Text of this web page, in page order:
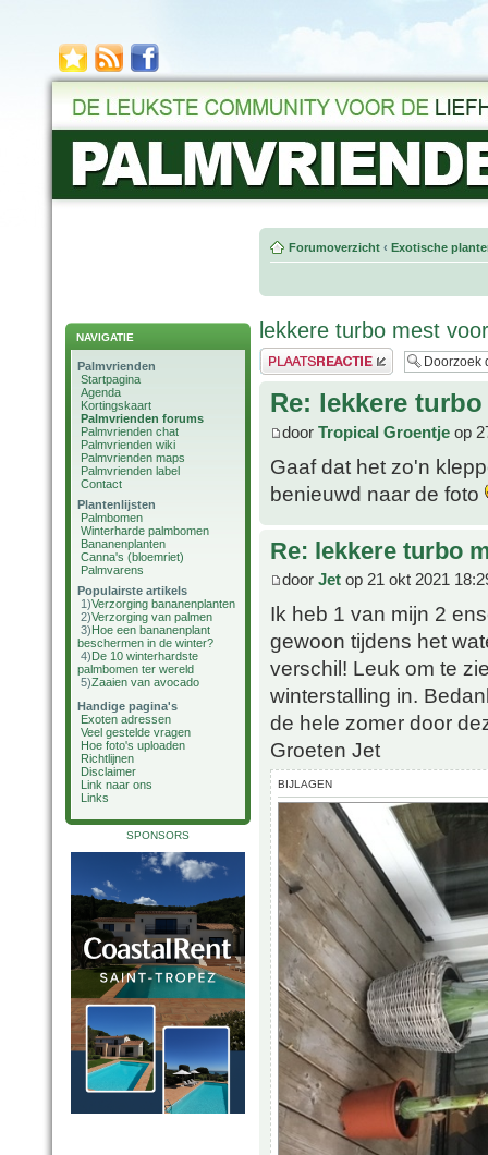
NAVIGATIE
Palmvrienden
Startpagina
Agenda
Kortingskaart
Palmvrienden forums
Palmvrienden chat
Palmvrienden wiki
Palmvrienden maps
Palmvrienden label
Contact
Plantenlijsten
Palmbomen
Winterharde palmbomen
Bananenplanten
Canna's (bloemriet)
Palmvarens
Populairste artikels
1)Verzorging bananenplanten
2)Verzorging van palmen
3)Hoe een bananenplant
beschermen in de winter?
4)De 10 winterhardste
palmbomen ter wereld
5)Zaaien van avocado
Handige pagina's
Exoten adressen
Veel gestelde vragen
Hoe foto's uploaden
Richtlijnen
Disclaimer
Link naar ons
Links
SPONSORS
Forumoverzicht ‹ Exotische
lekkere turbo mest
Plaats een reactie
Re: lekkere
door Tropical Groentje op
Gaaf dat het zo'n
benieuwd naar de foto
Re: lekkere turbo
door Jet op 21 okt 2021
Ik heb 1 van mijn 2
gewoon tijdens het
verschil! Leuk om te
winterstalling in.
de hele zomer door
Groeten Jet
BIJLAGEN